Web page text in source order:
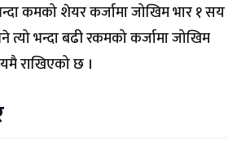
कमको शेयर कर्जामा जोखिम भार १ सय
त्यो भन्दा बढी रकमको कर्जामा जोखिम
राखिएको छ ।